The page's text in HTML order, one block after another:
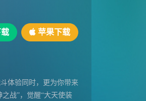
苹果下载
体验同时，更为你带来
战”，觉醒“大天使装